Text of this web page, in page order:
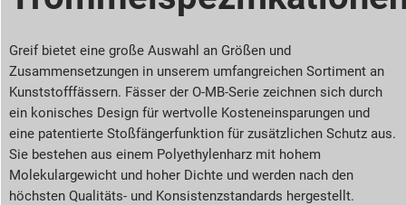
Greif bietet eine große Auswahl an Größen und
Zusammensetzungen in unserem umfangreichen Sortiment an
Kunststofffässern. Fässer der O-MB-Serie zeichnen sich durch
ein konisches Design für wertvolle Kosteneinsparungen und
eine patentierte Stoßfängerfunktion für zusätzlichen Schutz aus.
Sie bestehen aus einem Polyethylenharz mit hohem
Molekulargewicht und hoher Dichte und werden nach den
höchsten Qualitäts- und Konsistenzstandards hergestellt.